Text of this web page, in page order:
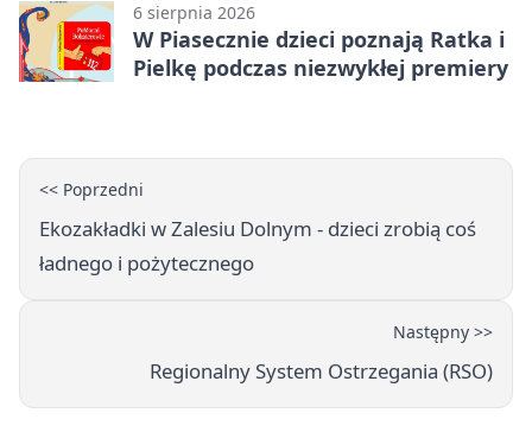
6 sierpnia 2026
W Piasecznie dzieci poznają Ratka i
Pielkę podczas niezwykłej premiery
<< Poprzedni
Ekozakładki w Zalesiu Dolnym - dzieci zrobią coś
ładnego i pożytecznego
Następny >>
Regionalny System Ostrzegania (RSO)